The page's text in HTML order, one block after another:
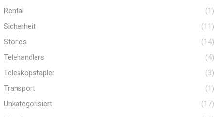
Rental
(1)
Sicherheit
(11)
Stories
(14)
Telehandlers
(4)
Teleskopstapler
(3)
Transport
(1)
Unkategorisiert
(17)